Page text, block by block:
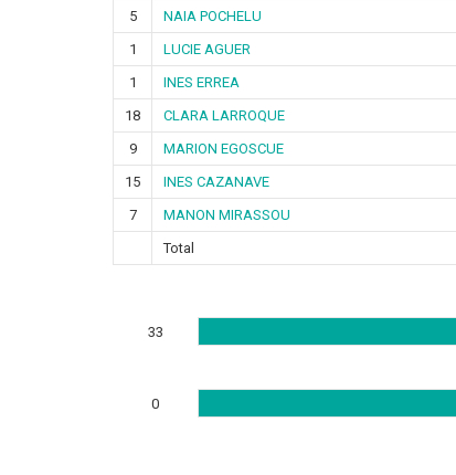
5
NAIA POCHELU
1
LUCIE AGUER
1
INES ERREA
18
CLARA LARROQUE
9
MARION EGOSCUE
15
INES CAZANAVE
7
MANON MIRASSOU
Total
33
0